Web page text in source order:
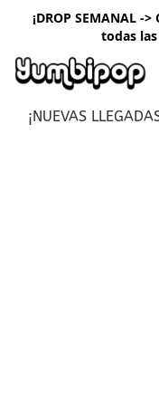
¡DROP SEMANAL -
todas las
¡NUEVAS